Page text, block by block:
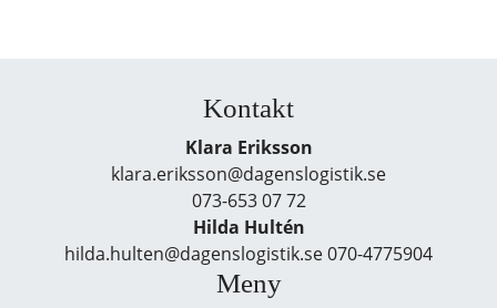
Kontakt
Klara Eriksson
klara.eriksson@dagenslogistik.se
073-653 07 72
Hilda Hultén
hilda.hulten@dagenslogistik.se 070-4775904
Meny